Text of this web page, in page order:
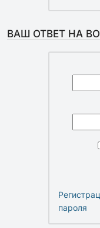
ВАШ ОТВЕТ НА
пароля